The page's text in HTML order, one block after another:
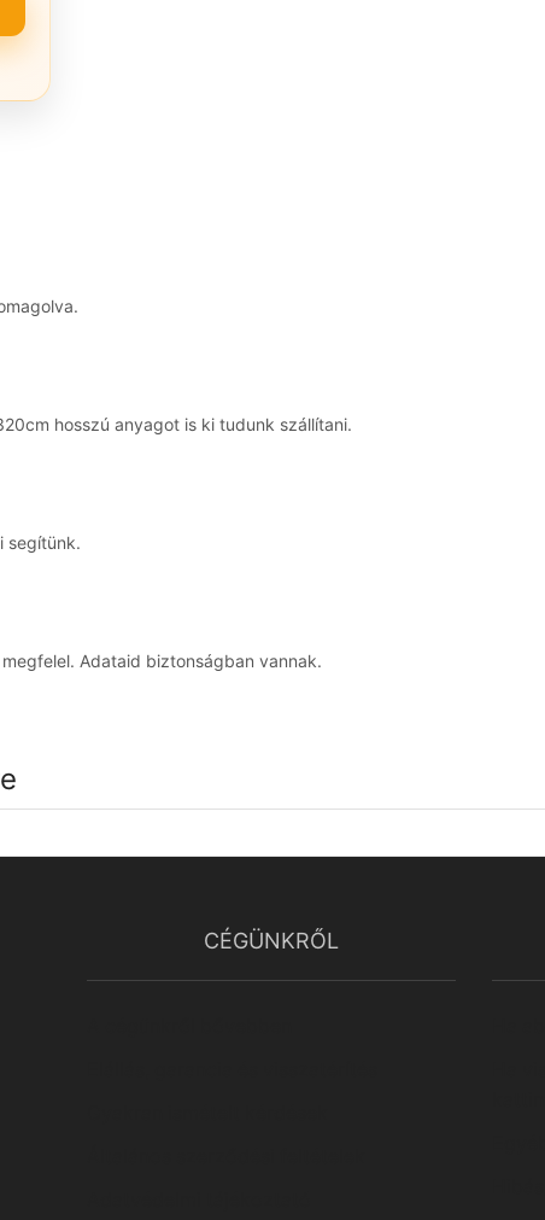
hosszú anyagot is ki tudunk szállítani.
segítünk.
Adataid biztonságban vannak.
CÉGÜNKRŐL